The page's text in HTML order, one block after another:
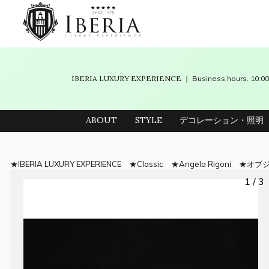
IBERIA LUXURY EXPERIENCE ｜ Business hours.
ABOUT STYLE デコレーション・照明
IBERIA LUXURY EXPERIENCE Classic Angela Rigoni オブ
1 / 3